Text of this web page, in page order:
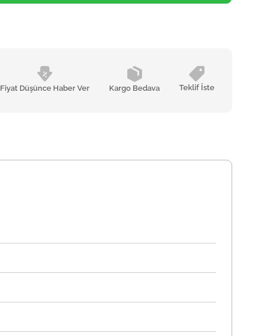
Fiyat Düşünce Haber Ver Kargo Bedava Teklif İste